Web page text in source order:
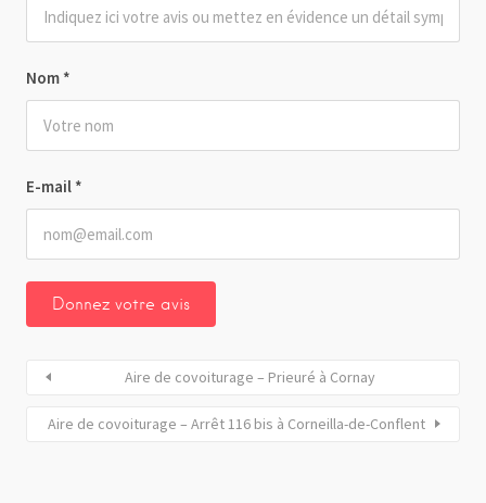
Nom *
E-mail *
Aire de covoiturage – Prieuré à Cornay
Aire de covoiturage – Arrêt 116 bis à Corneilla-de-Conflent